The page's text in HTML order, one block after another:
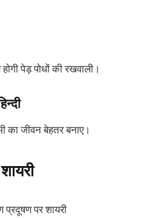
पेड़ पोधों की रखवाली।
जीवन बेहतर बनाए।